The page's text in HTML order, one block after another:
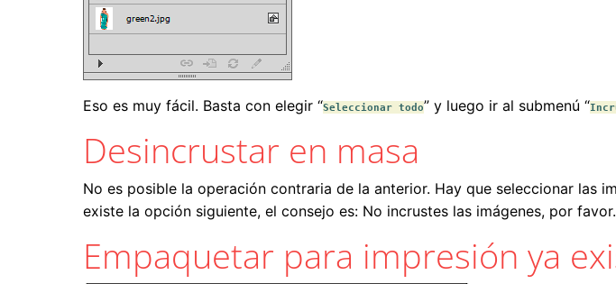
Eso es muy fácil. Basta con elegir “Seleccionar todo” y luego ir al submenú “
Desincrustar en masa
No es posible la operación contraria de la anterior. Hay que seleccionar las
existe la opción siguiente, el consejo es: No incrustes las imágenes, por favor.
Empaquetar para impresión ya